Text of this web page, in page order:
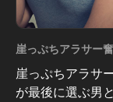
崖っぷちアラサ
ら Vol.17
崖っぷちアラサ
が最後に選ぶ